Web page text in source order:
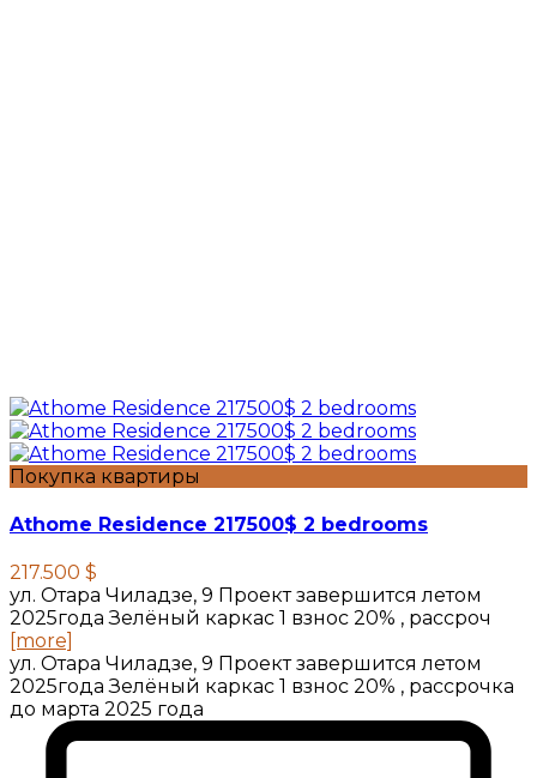
Покупка квартиры
Athome Residence 217500$ 2 bedrooms
217.500 $
ул. Отара Чиладзе, 9 Проект завершится летом
2025года Зелёный каркас 1 взнос 20% , рассроч
[more]
ул. Отара Чиладзе, 9 Проект завершится летом
2025года Зелёный каркас 1 взнос 20% , рассрочка
до марта 2025 года